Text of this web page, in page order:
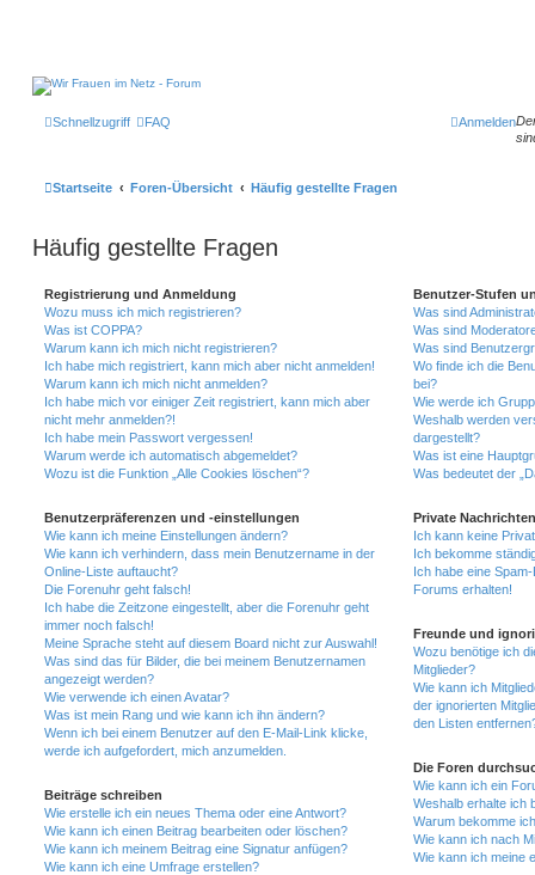
Schnellzugriff FAQ Anmelden
Startseite Foren-Übersicht Häufig gestellte Fragen
Häufig gestellte Fragen
Registrierung und Anmeldung
Wozu muss ich mich registrieren?
Was ist COPPA?
Warum kann ich mich nicht registrieren?
Ich habe mich registriert, kann mich aber nicht anmelden!
Warum kann ich mich nicht anmelden?
Ich habe mich vor einiger Zeit registriert, kann mich aber
nicht mehr anmelden?!
Ich habe mein Passwort vergessen!
Warum werde ich automatisch abgemeldet?
Wozu ist die Funktion „Alle Cookies löschen“?
Benutzerpräferenzen und -einstellungen
Wie kann ich meine Einstellungen ändern?
Wie kann ich verhindern, dass mein Benutzername in der
Online-Liste auftaucht?
Die Forenuhr geht falsch!
Ich habe die Zeitzone eingestellt, aber die Forenuhr geht
immer noch falsch!
Meine Sprache steht auf diesem Board nicht zur Auswahl!
Was sind das für Bilder, die bei meinem Benutzernamen
angezeigt werden?
Wie verwende ich einen Avatar?
Was ist mein Rang und wie kann ich ihn ändern?
Wenn ich bei einem Benutzer auf den E-Mail-Link klicke,
werde ich aufgefordert, mich anzumelden.
Beiträge schreiben
Wie erstelle ich ein neues Thema oder eine Antwort?
Wie kann ich einen Beitrag bearbeiten oder löschen?
Wie kann ich meinem Beitrag eine Signatur anfügen?
Wie kann ich eine Umfrage erstellen?
Benutzer-Stufen
Was sind
Was sind
Was sind
Wo finde ich die
bei?
Wie werde ich
Weshalb werden
dargestellt?
Was ist eine
Was bedeutet der
Private Nachrichten
Ich kann keine
Ich bekomme
Ich habe eine
Forums erhalten!
Freunde und
Wozu benötige ich
Mitglieder?
Wie kann ich
der ignorierten
den Listen
Die Foren
Wie kann ich ein
Weshalb erhalte ich
Warum bekomme
Wie kann ich nach
Wie kann ich meine